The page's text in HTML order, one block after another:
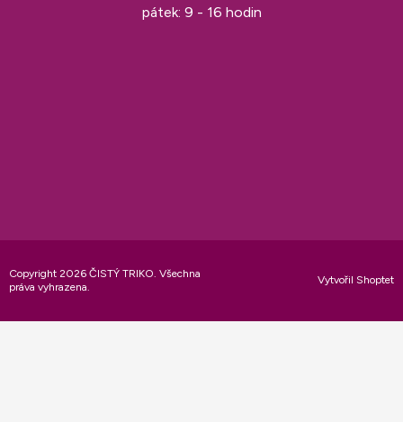
pátek: 9 - 16 hodin
Vytvořil Shoptet
Copyright 2026 ČISTÝ TRIKO . Všechna
práva vyhrazena.